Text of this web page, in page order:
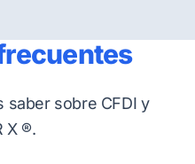
saber sobre CFDI y
X ®.